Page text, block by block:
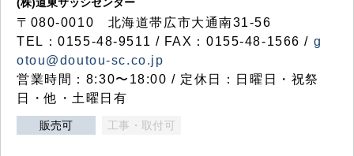
〒080-0010 北海道帯広市大通南31-56
TEL：0155-48-9511 / FAX：0155-48-1566 / g
otou@doutou-sc.co.jp
営業時間：8:30〜18:00 / 定休日：日曜日・祝祭
日・他・土曜日有
販売可 工事・取付可